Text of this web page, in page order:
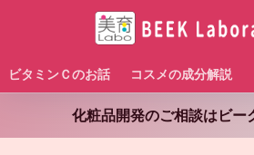
ビタミンＣのお話 コスメの成分解説
化粧品開発のご相談はビ